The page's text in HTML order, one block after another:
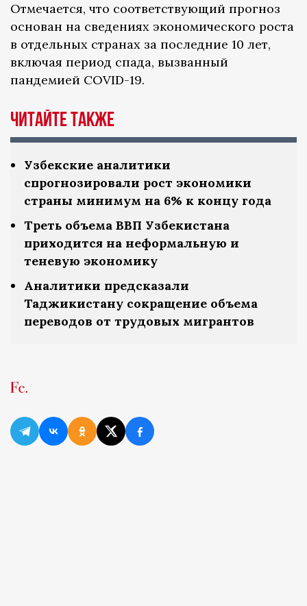
Отмечается, что соответствующий прогноз
основан на сведениях экономического роста
в отдельных странах за последние 10 лет,
включая период спада, вызванный
пандемией COVID-19.
Читайте также
Узбекские аналитики
спрогнозировали рост экономики
страны минимум на 6% к концу года
Треть объема ВВП Узбекистана
приходится на неформальную и
теневую экономику
Аналитики предсказали
Таджикистану сокращение объема
переводов от трудовых мигрантов